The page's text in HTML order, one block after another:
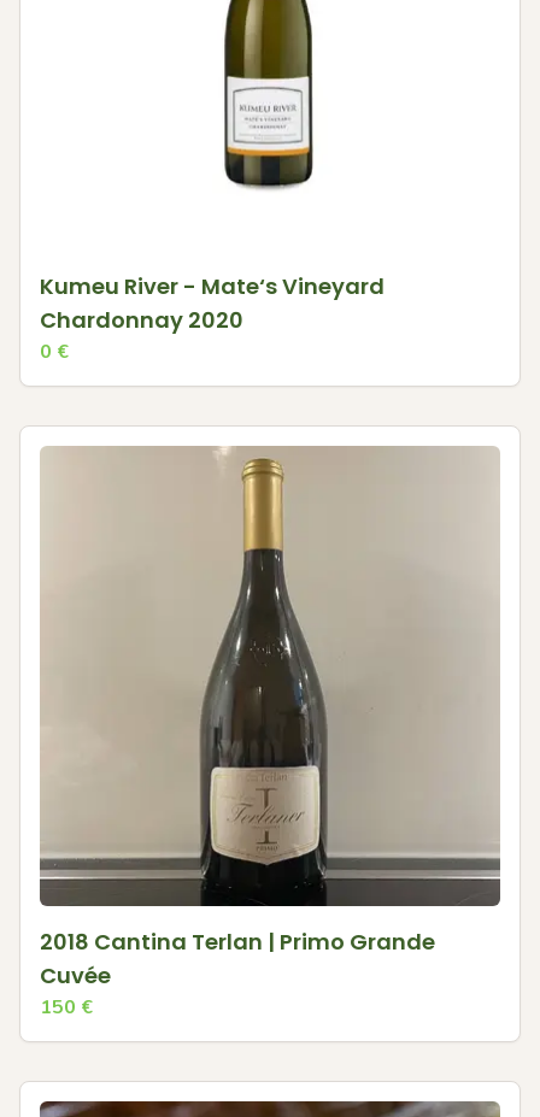
Kumeu River - Mate‘s Vineyard
Chardonnay 2020
0 €
2018 Cantina Terlan | Primo Grande
Cuvée
150 €